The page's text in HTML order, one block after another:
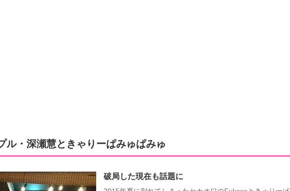
ル・深瀬慧ときゃりーぱみゅぱみゅ
破局した現在も話題に